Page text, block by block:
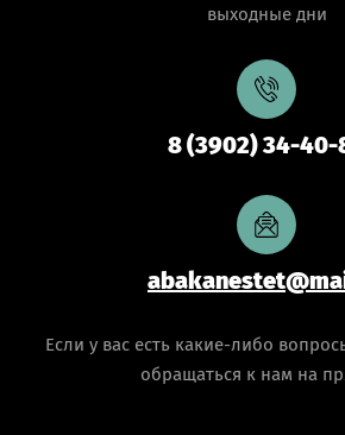
выходные дни
8 (3902) 34-40-
Если у вас есть какие-либо
обращаться к нам на